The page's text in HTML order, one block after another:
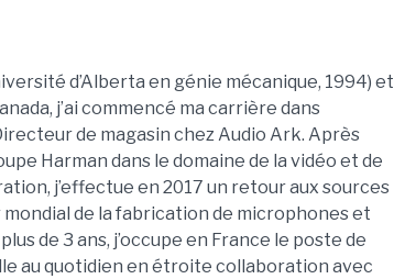
d’Alberta en génie mécanique, 1994) et
j’ai commencé ma carrière dans
de magasin chez Audio Ark. Après
Harman dans le domaine de la vidéo et de
j’effectue en 2017 un retour aux sources
mondial de la fabrication de microphones et
de 3 ans, j’occupe en France le poste de
au quotidien en étroite collaboration avec